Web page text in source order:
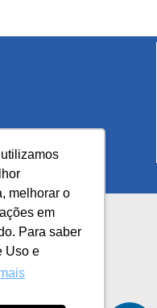
melhorar o
em
Para saber
Uso e